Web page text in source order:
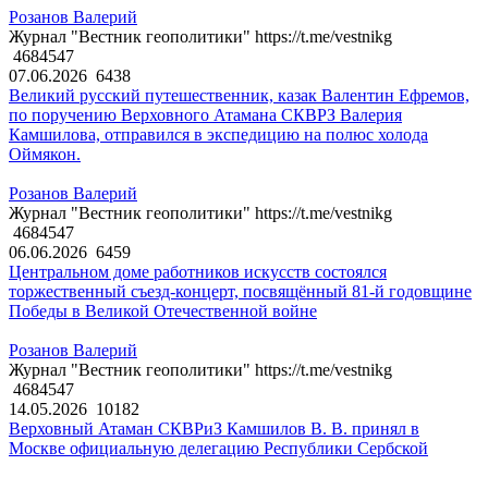
Розанов Валерий
Журнал "Вестник геополитики" https://t.me/vestnikg
4684547
07.06.2026 6438
Великий русский путешественник, казак Валентин Ефремов,
по поручению Верховного Атамана СКВРЗ Валерия
Камшилова, отправился в экспедицию на полюс холода
Оймякон.
Розанов Валерий
Журнал "Вестник геополитики" https://t.me/vestnikg
4684547
06.06.2026 6459
Центральном доме работников искусств состоялся
торжественный съезд-концерт, посвящённый 81-й годовщине
Победы в Великой Отечественной войне
Розанов Валерий
Журнал "Вестник геополитики" https://t.me/vestnikg
4684547
14.05.2026 10182
Верховный Атаман СКВРиЗ Камшилов В. В. принял в
Москве официальную делегацию Республики Сербской